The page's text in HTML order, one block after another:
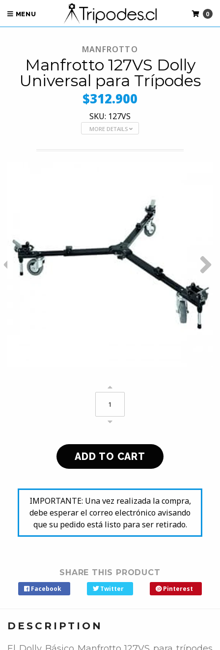
MENU 0
MANFROTTO
Manfrotto 127VS Dolly
Universal para Trípodes
$312.900
SKU: 127VS
MORE DETAILS
IMPORTANTE: Una vez realizada la compra,
debe esperar el correo electrónico avisando
que su pedido está listo para ser retirado.
SHARE THIS PRODUCT
Facebook Twitter Pinterest
DESCRIPTION